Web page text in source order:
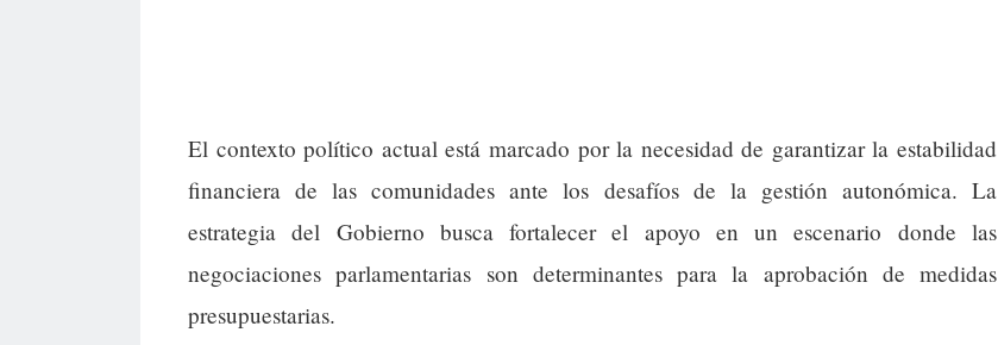
El contexto político actual está marcado por la necesidad de garantizar la estabilidad
financiera de las comunidades ante los desafíos de la gestión autonómica. La
estrategia del Gobierno busca fortalecer el apoyo en un escenario donde las
negociaciones parlamentarias son determinantes para la aprobación de medidas
presupuestarias.